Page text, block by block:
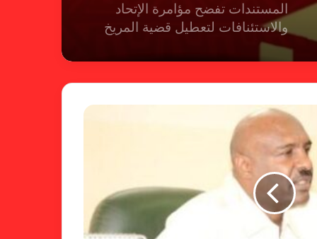
المستندات تفضح مؤامرة الإتحاد
والاستئنافات لتعطيل قضية المريخ
حسم قضية المريخ وتنتظر الإتحاد
لجنة المسابقات تفاجئ الإتحاد بشأن
الهبوط والصعود